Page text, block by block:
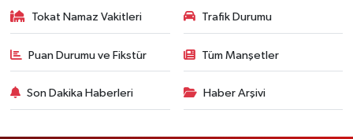
Tokat Namaz Vakitleri Trafik Durumu
Puan Durumu ve Fikstür Tüm Manşetler
Son Dakika Haberleri Haber Arşivi